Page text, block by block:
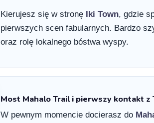
Kierujesz się w stronę Iki Town, gdzie
pierwszych scen fabularnych. Bardzo
oraz rolę lokalnego bóstwa wyspy.
Most Mahalo Trail i pierwszy kontakt z
W pewnym momencie docierasz do